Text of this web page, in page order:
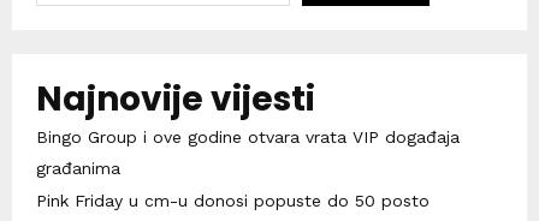
Najnovije vijesti
Bingo Group i ove godine otvara vrata VIP događaja
građanima
Pink Friday u cm-u donosi popuste do 50 posto